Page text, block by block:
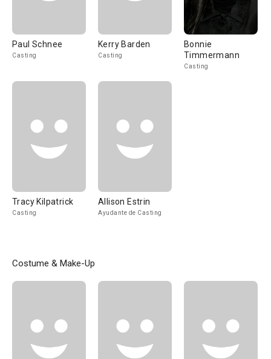
Paul Schnee
Casting
Kerry Barden
Casting
Bonnie
Timmermann
Casting
Tracy Kilpatrick
Casting
Allison Estrin
Ayudante de Casting
Costume & Make-Up